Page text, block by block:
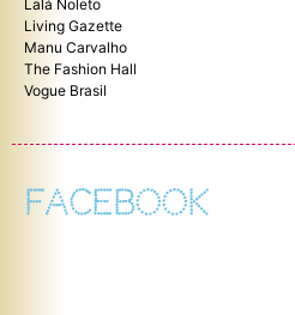
Lalá Noleto
Living Gazette
Manu Carvalho
The Fashion Hall
Vogue Brasil
FACEBOOK